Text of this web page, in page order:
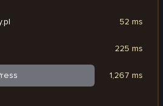
52 ms
225 ms
1,267 ms